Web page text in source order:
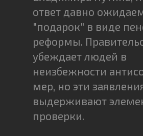
ответ давно
"подарок" в виде
реформы.
убеждает людей в
неизбежности
мер, но эти
выдерживают
проверки.